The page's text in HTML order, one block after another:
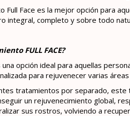
Full Face es la mejor opción para
integral, completo y sobre todo
FULL FACE?
opción ideal para aquellas
para rejuvenecer varias
tratamientos por separado, este
un rejuvenecimiento global,
sus rostros, volviendo a